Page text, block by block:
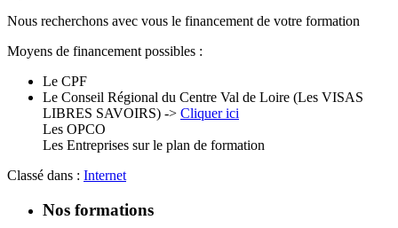
Nous recherchons avec vous le financement de votre formation
Moyens de financement possibles :
Le CPF
Le Conseil Régional du Centre Val de Loire (Les VISAS
LIBRES SAVOIRS) -> Cliquer ici
Les OPCO
Les Entreprises sur le plan de formation
Classé dans : Internet
Nos formations